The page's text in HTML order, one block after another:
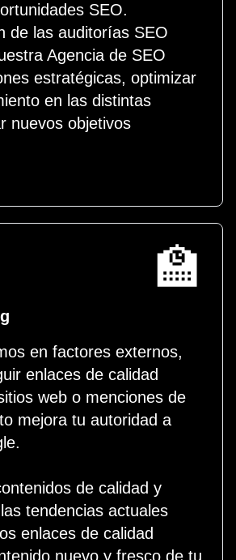
SEO.
de las auditorías SEO
Agencia de SEO
estratégicas, optimizar
en las distintas
nuevos objetivos
🏫
en factores externos,
enlaces de calidad
web o menciones de
mejora tu autoridad a
de calidad y
tendencias actuales
enlaces de calidad
nuevo y fresco de tu